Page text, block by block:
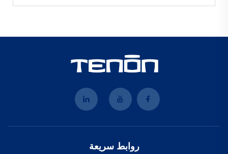
روابط سريعة